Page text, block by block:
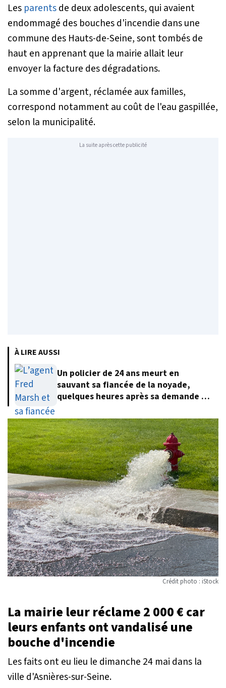
Les parentsde deux adolescents, qui avaient
endommagé des bouches d'incendie dans une
commune des Hauts-de-Seine, sont tombés de
haut en apprenant que la mairie allait leur
envoyer la facture des dégradations.
La somme d'argent, réclamée aux familles,
correspond notamment au coût de l'eau gaspillée,
selon la municipalité.
La suite après cette publicité
À LIRE AUSSI
Un policier de 24 ans meurt en
sauvant sa fiancée de la noyade,
quelques heures après sa demande en
Crédit photo : iStock
La mairie leur réclame 2 000 € car
leurs enfants ont vandalisé une
bouche d'incendie
Les faits ont eu lieu le dimanche 24 mai dans la
ville d'Asnières-sur-Seine.